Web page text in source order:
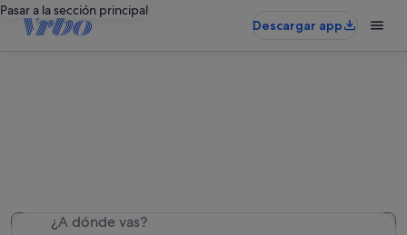
Pasar a la sección principal
Descargar app
¿A dónde vas?